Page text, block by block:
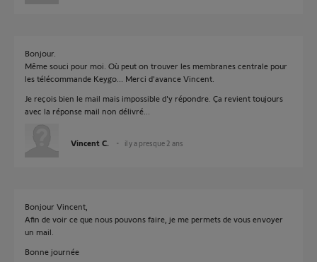
Bonjour.
Même souci pour moi. Où peut on trouver les membranes centrale pour
les télécommande Keygo... Merci d'avance Vincent.
Je reçois bien le mail mais impossible d'y répondre. Ça revient toujours
avec la réponse mail non délivré...
Vincent C. il y a presque 2 ans
Bonjour Vincent,
Afin de voir ce que nous pouvons faire, je me permets de vous envoyer
un mail.
Bonne journée